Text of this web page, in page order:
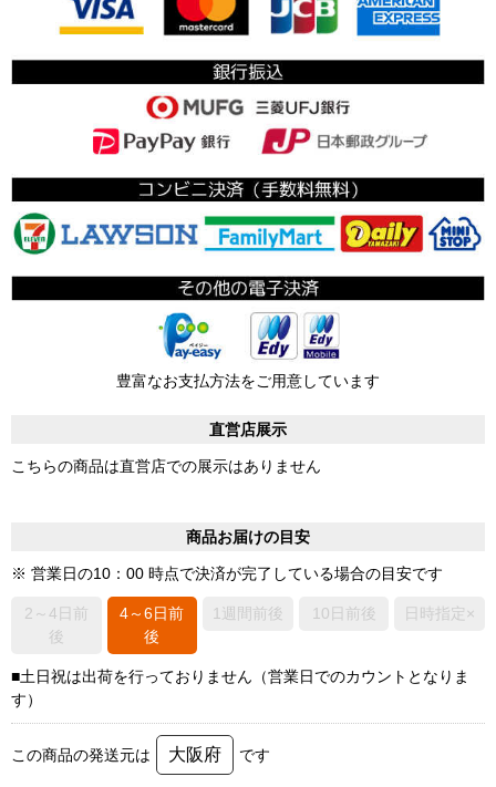
豊富なお支払方法をご用意しています
直営店展示
こちらの商品は直営店での展示はありません
商品お届けの目安
※ 営業日の10：00 時点で決済が完了している場合の目安です
2～4日前
後
4～6日前
後
1週間前後 10日前後 日時指定×
■土日祝は出荷を行っておりません（営業日でのカウントとなりま
す）
この商品の発送元は 大阪府 です